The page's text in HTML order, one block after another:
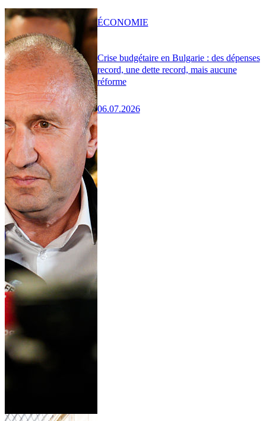
Crise budgétaire en Bulgarie : des dépenses
record, une dette record, mais aucune
réforme
06.07.2026
ÉCONOMIE